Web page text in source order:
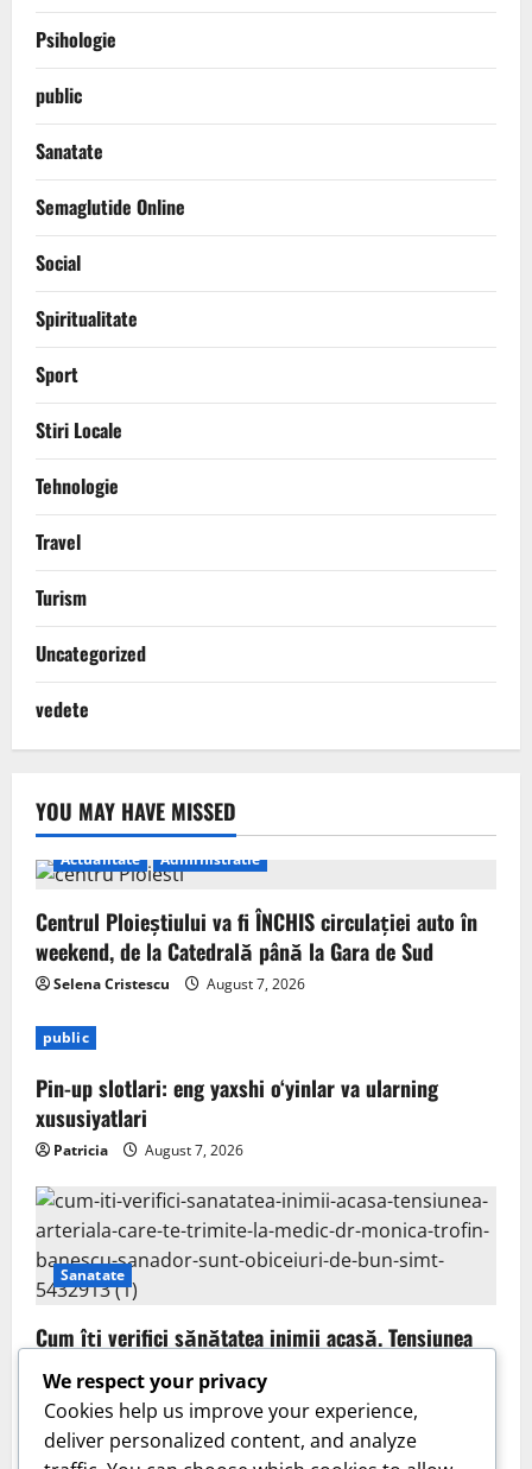
Psihologie
public
Sanatate
Semaglutide Online
Social
Spiritualitate
Sport
Stiri Locale
Tehnologie
Travel
Turism
Uncategorized
vedete
YOU MAY HAVE MISSED
Actualitate Administratie
Centrul Ploieștiului va fi ÎNCHIS circulației auto în
weekend, de la Catedrală până la Gara de Sud
Selena Cristescu August 7, 2026
public
Pin-up slotlari: eng yaxshi o‘yinlar va ularning
xususiyatlari
Patricia August 7, 2026
Sanatate
Cum îți verifici sănătatea inimii acasă. Tensiunea
arterială care te trimite la medic. Dr. Monica Trofin-
Bănescu (Sanador): Sunt obiceiuri de bun-simț!
User 8 August 6, 2026
We respect your privacy
Cookies help us improve your experience,
deliver personalized content, and analyze